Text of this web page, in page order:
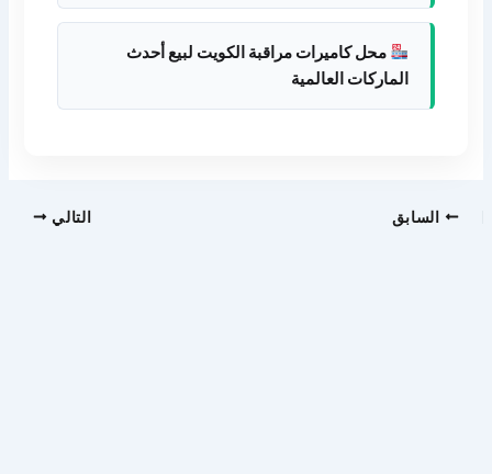
محل كاميرات مراقبة الكويت لبيع أحدث
الماركات العالمية
السابق التالي